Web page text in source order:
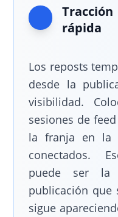
rápida
Los reposts
desde la
visibilidad.
sesiones de
la franja en la
conectados.
puede ser la
publicación que
sigue